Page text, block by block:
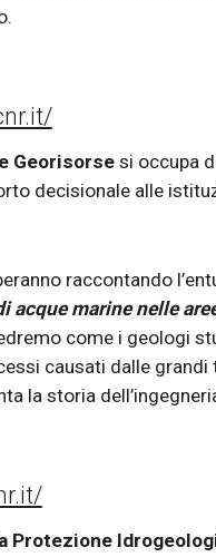
Georisorse si occupa
decisionale alle
raccontando
acque marine nelle
come i geologi
causati dalle
la storia
Protezione